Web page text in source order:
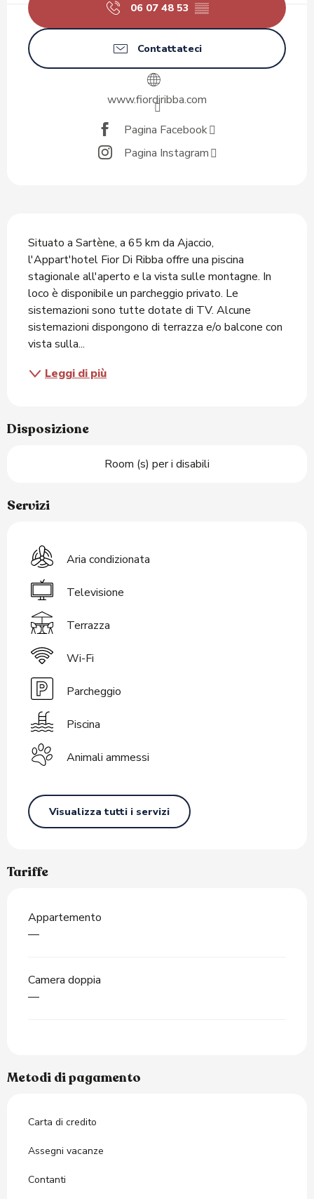
06 07 48 53 ▒▒
Contattateci
www.fiordiribba.com
Pagina Facebook
Pagina Instagram
Situato a Sartène, a 65 km da Ajaccio,
l'Appart'hotel Fior Di Ribba offre una piscina
stagionale all'aperto e la vista sulle montagne. In
loco è disponibile un parcheggio privato. Le
sistemazioni sono tutte dotate di TV. Alcune
sistemazioni dispongono di terrazza e/o balcone con
vista sulla...
Leggi di più
Disposizione
Room (s) per i disabili
Servizi
Aria condizionata
Televisione
Terrazza
Wi-Fi
Parcheggio
Piscina
Animali ammessi
Visualizza tutti i servizi
Tariffe
Appartemento
—
Camera doppia
—
Metodi di pagamento
Carta di credito
Assegni vacanze
Contanti